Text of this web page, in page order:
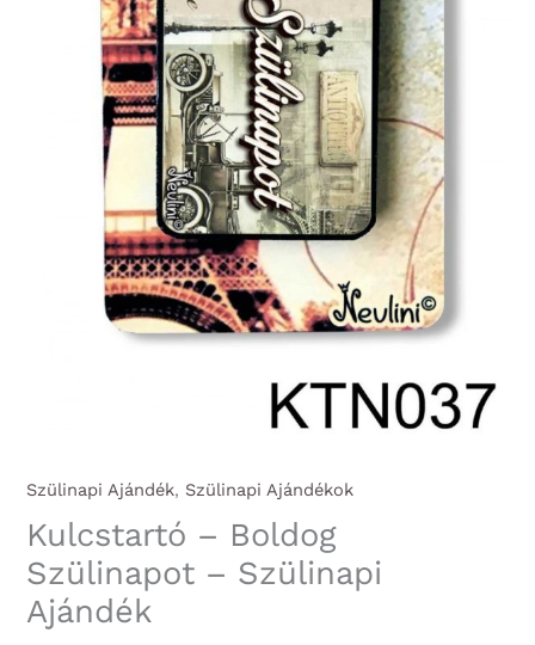
Szülinapi Ajándék, Szülinapi Ajándékok
Kulcstartó – Boldog
Szülinapot – Szülinapi
Ajándék